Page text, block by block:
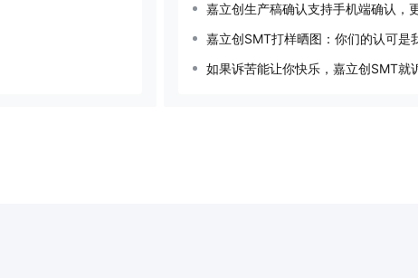
嘉立创生产稿确认支持手机端确认，
嘉立创SMT打样晒图：你们的认可是
如果诉苦能让你快乐，嘉立创SMT就